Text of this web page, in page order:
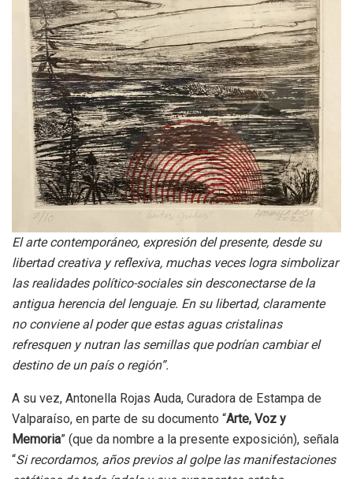
El arte contemporáneo, expresión del presente, desde su
libertad creativa y reflexiva, muchas veces logra simbolizar
las realidades político-sociales sin desconectarse de la
antigua herencia del lenguaje. En su libertad, claramente
no conviene al poder que estas aguas cristalinas
refresquen y nutran las semillas que podrían cambiar el
destino de un país o región”.
A su vez, Antonella Rojas Auda, Curadora de Estampa de
Valparaíso, en parte de su documento “Arte, Voz y
Memoria” (que da nombre a la presente exposición), señala
“Si recordamos, años previos al golpe las manifestaciones